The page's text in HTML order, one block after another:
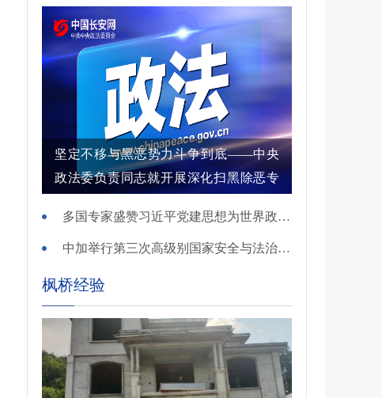
坚定不移与黑恶势力斗争到底——中央
政法委负责同志就开展深化扫黑除恶专
多国专家盛赞习近平党建思想为世界政党建设提供重要启迪
中加举行第三次高级别国家安全与法治对话
枫桥经验